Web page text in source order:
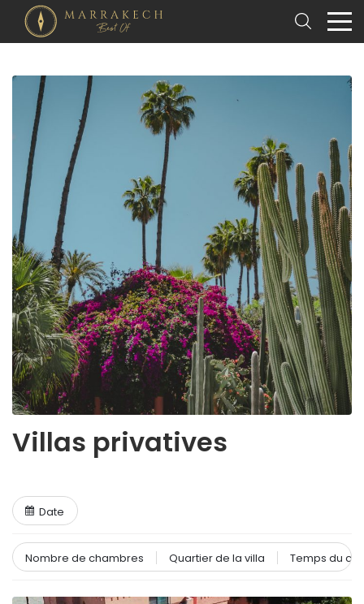
Villas privatives
Date
Nombre de chambres Quartier de la villa Temps du